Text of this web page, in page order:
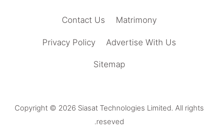
Matrimony
Contact Us
Advertise With Us
Privacy Policy
Sitemap
Copyright © 2026 Siasat Technologies Limited. All rights
reseved.